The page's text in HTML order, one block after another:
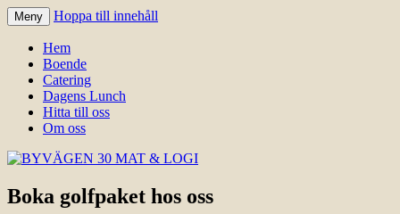
BYVÄGEN 30 MAT & LOGI
upplevelse hos oss.
Meny Hoppa till innehåll
Hem
Boende
Catering
Dagens Lunch
Hitta till oss
Om oss
Boka golfpaket hos oss